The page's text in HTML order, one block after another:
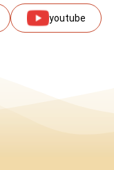
youtube